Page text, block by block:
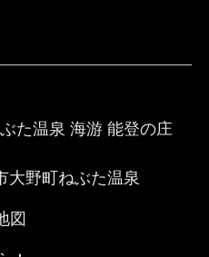
ぶた温泉 海游 能登の庄
大野町ねぶた温泉